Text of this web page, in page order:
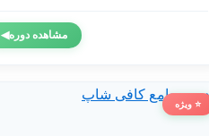
مشاهده دوره◀
⭐ ویژه